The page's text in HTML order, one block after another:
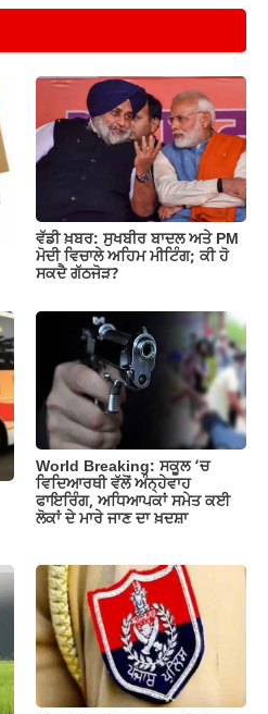
p
y
Li
n
ar
e
ਵੱਡੀ ਖ਼ਬਰ: ਸੁਖਬੀਰ ਬਾਦਲ ਅਤੇ PM
ਮੋਦੀ ਵਿਚਾਲੇ ਅਹਿਮ ਮੀਟਿੰਗ; ਕੀ ਹੋ
ਸਕਦੈ ਗੱਠਜੋੜ?
World Breaking: ਸਕੂਲ ‘ਚ
ਵਿਦਿਆਰਥੀ ਵੱਲੋਂ ਅੰਨ੍ਹੇਵਾਹ
ਫਾਇਰਿੰਗ, ਅਧਿਆਪਕਾਂ ਸਮੇਤ ਕਈ
ਲੋਕਾਂ ਦੇ ਮਾਰੇ ਜਾਣ ਦਾ ਖ਼ਦਸ਼ਾ